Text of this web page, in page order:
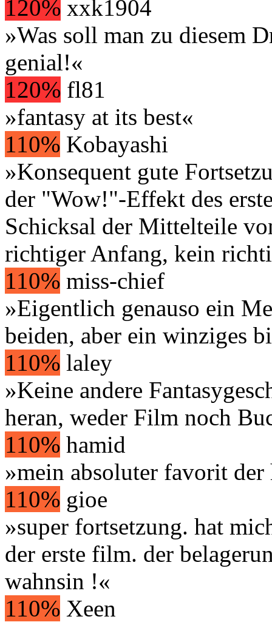
120% xxk1904
»Was soll man zu diesem
genial!«
120% fl81
»fantasy at its best«
110% Kobayashi
»Konsequent gute
der "Wow!"-Effekt des
Schicksal der Mittelteile
richtiger Anfang, kein
110% miss-chief
»Eigentlich genauso ein
beiden, aber ein winziges
110% laley
»Keine andere
heran, weder Film noch
110% hamid
»mein absoluter favorit
110% gioe
»super fortsetzung. hat
der erste film. der
wahnsin !«
110% Xeen